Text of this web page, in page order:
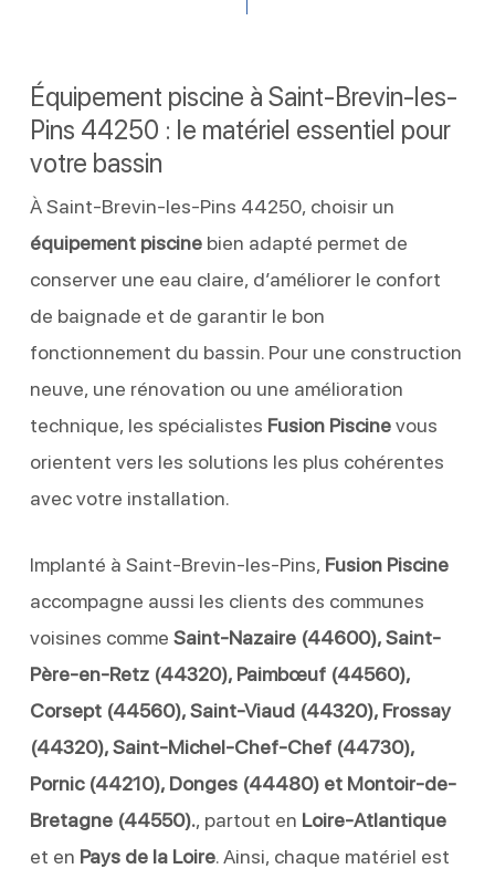
Équipement piscine à Saint-Brevin-les-
Pins 44250 : le matériel essentiel pour
votre bassin
À Saint-Brevin-les-Pins 44250, choisir un
équipement piscinebien adapté permet de
conserver une eau claire, d’améliorer le confort
de baignade et de garantir le bon
fonctionnement du bassin. Pour une construction
neuve, une rénovation ou une amélioration
technique, les spécialistes Fusion Piscinevous
orientent vers les solutions les plus cohérentes
avec votre installation.
Implanté à Saint-Brevin-les-Pins, Fusion Piscine
accompagne aussi les clients des communes
voisines comme Saint-Nazaire (44600), Saint-
Père-en-Retz (44320), Paimbœuf (44560),
Corsept (44560), Saint-Viaud (44320), Frossay
(44320), Saint-Michel-Chef-Chef (44730),
Pornic (44210), Donges (44480) et Montoir-de-
Bretagne (44550)., partout en Loire-Atlantique
et en Pays de la Loire. Ainsi, chaque matériel est